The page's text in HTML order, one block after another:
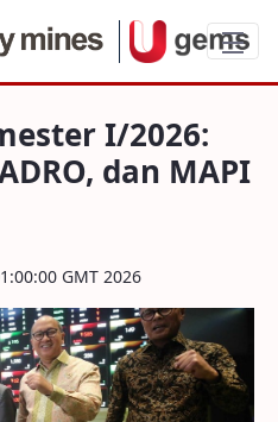
I/2026: Saham
I/2026:
dan MAPI
GMT 2026